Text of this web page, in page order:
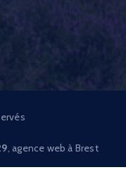
, agence web à Brest